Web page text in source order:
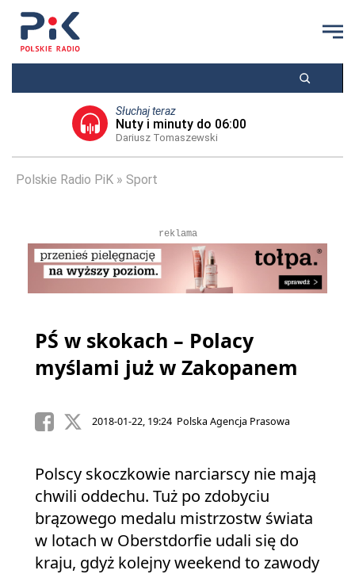
Słuchaj teraz
Nuty i minuty do 06:00
Dariusz Tomaszewski
Polskie Radio PiK Sport
reklama
PŚ w skokach – Polacy
myślami już w Zakopanem
2018-01-22, 19:24 Polska Agencja Prasowa
Polscy skoczkowie narciarscy nie mają
chwili oddechu. Tuż po zdobyciu
brązowego medalu mistrzostw świata
w lotach w Oberstdorfie udali się do
kraju, gdyż kolejny weekend to zawody